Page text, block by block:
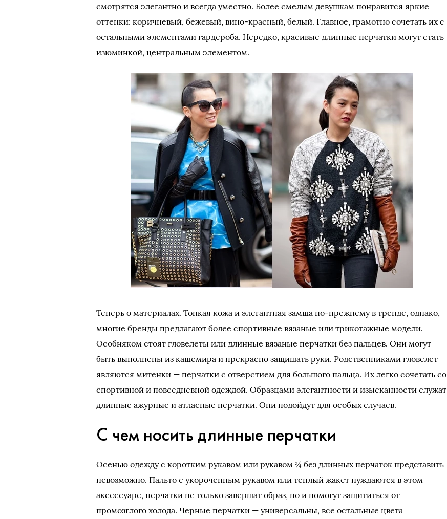
смотрятся элегантно и всегда уместно. Более смелым девушкам понравится яркие
оттенки: коричневый, бежевый, вино-красный, белый. Главное, грамотно сочетать их с
остальными элементами гардероба. Нередко, красивые длинные перчатки могут стать
изюминкой, центральным элементом.
Теперь о материалах.Тонкая кожа и элегантная замша по-прежнему в тренде, однако,
многие бренды предлагают более спортивные вязаные или трикотажные модели.
Особняком стоят гловелеты или длинные вязаные перчатки без пальцев. Они могут
быть выполнены из кашемира и прекрасно защищать руки. Родственниками гловелет
являются митенки — перчатки с отверстием для большого пальца. Их легко сочетать со
спортивной и повседневной одеждой. Образцами элегантности и изысканности служат
длинные ажурные и атласные перчатки. Они подойдут для особых случаев.
С чем носить длинные перчатки
Осенью одежду с коротким рукавом или рукавом ¾ без длинных перчаток представить
невозможно. Пальто с укороченным рукавом или теплый жакет нуждаются в этом
аксессуаре, перчатки не только завершат образ, но и помогут защититься от
промозглого холода. Черные перчатки — универсальны, все остальные цвета